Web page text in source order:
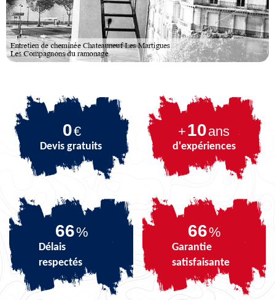
0€
Devis gratuits
+10ans
d'expériences
81%
Délais
respectés
81%
Garantie
satisfaisante